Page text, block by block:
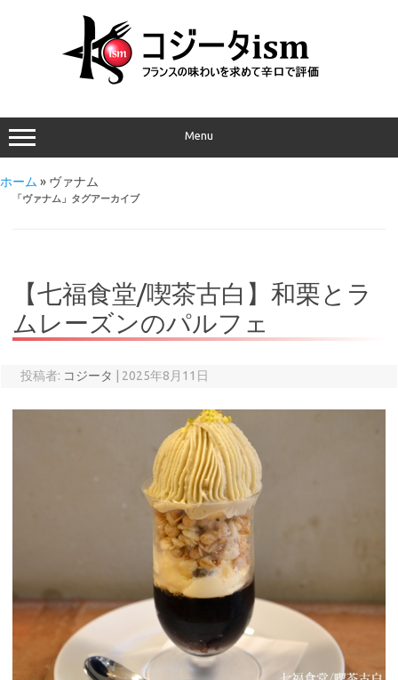
Menu
ホーム » ヴァナム
「ヴァナム 」タグアーカイブ
【七福食堂/喫茶古白】和栗とラ
ムレーズンのパルフェ
投稿者: コジータ 2025年8月11日